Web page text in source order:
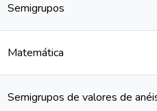
Semigrupos
Matemática
Semigrupos de valores de